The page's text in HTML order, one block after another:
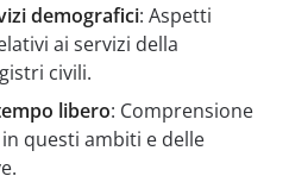
demografici: Aspetti
ai servizi della
civili.
libero: Comprensione
questi ambiti e delle